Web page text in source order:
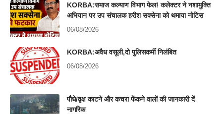
KORBA:समाज कल्याण विभाग फेल! कलेक्टर ने नशामुक्ति
अभियान पर उप संचालक हरीश सक्सेना को थमाया नोटिस
06/08/2026
KORBA:अवैध वसूली,दो पुलिसकर्मी निलंबित
06/08/2026
पौधे/वृक्ष काटने और कचरा फेंकने वालों की जानकारी दें
नागरिक